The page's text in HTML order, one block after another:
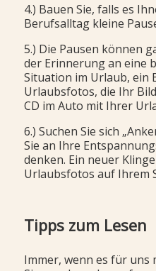
4.) Bauen Sie, falls es
Berufsalltag kleine
5.) Die Pausen können
der Erinnerung an eine
Situation im Urlaub, ein
Urlaubsfotos, die Ihr
CD im Auto mit Ihrer
6.) Suchen Sie sich
Sie an Ihre
denken. Ein neuer
Urlaubsfotos auf Ihrem
Tipps zum Lesen
Immer, wenn es für uns